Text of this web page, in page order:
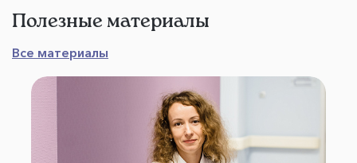
Полезные материалы
Все материалы